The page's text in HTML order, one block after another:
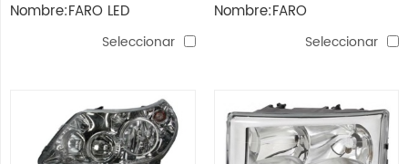
Nombre:FARO LED
ARGO'18/CRONOS '18
Seleccionar
Nombre:FARO
ARGO'18/CRONOS '18
Seleccionar